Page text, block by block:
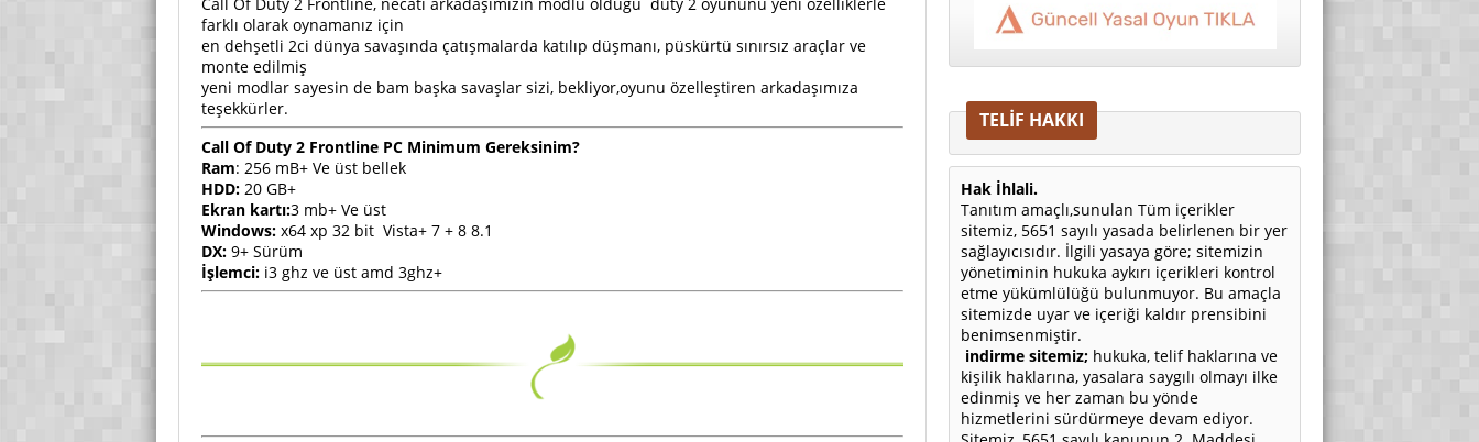
farklı olarak oynamanız için
en dehşetli 2ci dünya savaşında çatışmalarda katılıp düşmanı, püskürtü sınırsız araçlar ve
monte edilmiş
yeni modlar sayesin de bam başka savaşlar sizi, bekliyor,oyunu özelleştiren arkadaşımıza
teşekkürler.
Call Of Duty 2 Frontline PC Minimum Gereksinim?
Ram: 256 mB+ Ve üst bellek
HDD: 20 GB+
Ekran kartı:3 mb+ Ve üst
Windows: x64 xp 32 bit Vista+ 7 + 8 8.1
DX: 9+ Sürüm
İşlemci: i3 ghz ve üst amd 3ghz+
TELİF HAKKI
Hak İhlali.
Tanıtım amaçlı,sunulan Tüm içerikler
sitemiz, 5651 sayılı yasada belirlenen bir yer
sağlayıcısıdır. İlgili yasaya göre; sitemizin
yönetiminin hukuka aykırı içerikleri kontrol
etme yükümlülüğü bulunmuyor. Bu amaçla
sitemizde uyar ve içeriği kaldır prensibini
benimsenmiştir.
indirme sitemiz; hukuka, telif haklarına ve
kişilik haklarına, yasalara saygılı olmayı ilke
edinmiş ve her zaman bu yönde
hizmetlerini sürdürmeye devam ediyor.